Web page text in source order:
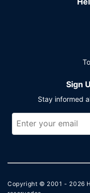
Sign
Stay informed
Copyright © 2001 - 2026